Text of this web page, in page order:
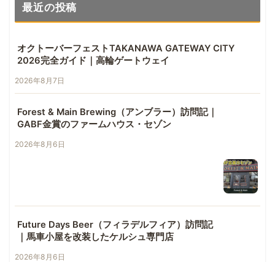
最近の投稿
オクトーバーフェストTAKANAWA GATEWAY CITY
2026完全ガイド｜高輪ゲートウェイ
2026年8月7日
Forest & Main Brewing（アンブラー）訪問記｜
GABF金賞のファームハウス・セゾン
2026年8月6日
Future Days Beer（フィラデルフィア）訪問記
｜馬車小屋を改装したケルシュ専門店
2026年8月6日